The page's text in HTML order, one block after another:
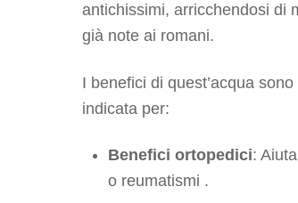
antichissimi, arricchendosi di
già note ai romani.
I benefici di quest’acqua
indicata per:
Benefici ortopedici:
o reumatismi .